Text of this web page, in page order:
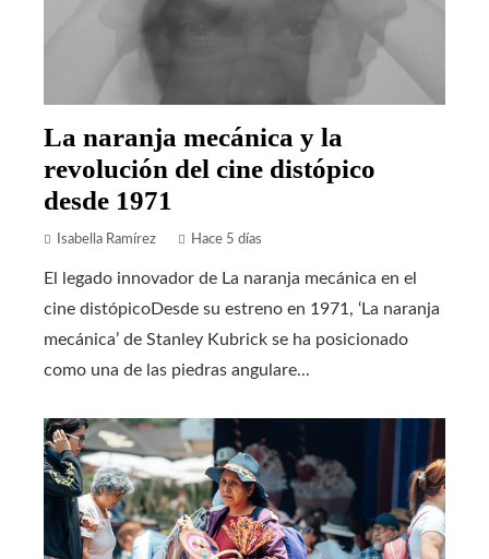
La naranja mecánica y la
revolución del cine distópico
desde 1971
Isabella Ramírez Hace 5 días
El legado innovador de La naranja mecánica en el
cine distópicoDesde su estreno en 1971, ‘La naranja
mecánica’ de Stanley Kubrick se ha posicionado
como una de las piedras angulare...